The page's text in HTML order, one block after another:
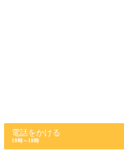
電話をかける
10時～18時